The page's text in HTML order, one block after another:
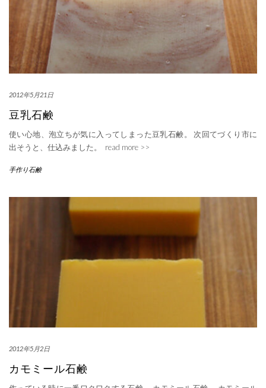
2012年5月21日
豆乳石鹸
使い心地、泡立ちが気に入ってしまった豆乳石鹸。 次回てづくり市に
出そうと、仕込みました。 read more >>
手作り石鹸
2012年5月2日
カモミール石鹸